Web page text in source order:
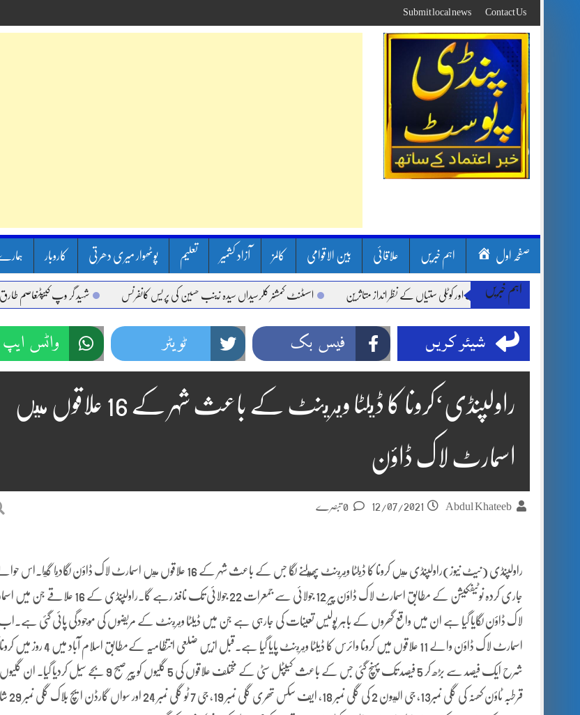
to
content
Contact Us
Submit local news
صفحہ اول اہم خبریں علاقائی بین الاقوامی کالمز آزاد کشمیر تعلیم پوٹھوار میری دھرتی کاروبار
اہم خبریں
بارشیں، لینڈ سلائیڈنگ اور کوٹلی ستیاں کے نظر انداز متاثرین اسسٹنٹ کمشنر کلرسیداں سیدہ زینب حسین کی پریس کانفرنس شہید گر وپ کیپٹنعاصم طارق مکمل
شیئر کریں فیس بک ٹویٹر واٹس ایپ
راولپنڈی‘کرونا کا ڈيلٹا ويرينٹ کے باعث شہر کے 16 علاقوں ميں
اسمارٹ لاک ڈاؤن
Abdul Khateeb
12/07/2021
راولپنڈی (نیٹ نیوز)راولپنڈی ميں کرونا کا ڈيلٹا ويرينٹ پھيلنے لگا جس کے باعث شہر کے 16 علاقوں ميں اسمارٹ لاک ڈاؤن
جاری کردہ نوٹیفکیشن کے مطابق اسمارٹ لاک ڈاؤن پیر 12 جولائی سے جمعرات 22 جولائی تک نافذ رہے گا۔راولپنڈی
لاک ڈاؤن لگایا گیا ہے ان میں واقع گھروں کے باہر پولیس تعینات کی جارہی ہے جن میں ڈیلٹا ويرينٹ کے مریضوں کی موجودگی پائی گئی
اسمارٹ لاک ڈاؤن والے 11 علاقوں میں کرونا وائرس کا ڈیلٹا ويرينٹ پایا گیا ہے۔قبل ازیں
شرح ایک فیصد سے بڑھ کر 5 فیصد تک پہنچ گئی جس کے باعث کیپٹل سٹی کے مختلف علاقوں کی 5 گلیوں کو پیر صبح 9 بجے سیل
قرطبہ ٹاؤن کھنہ کی گلی نمبر13، جی